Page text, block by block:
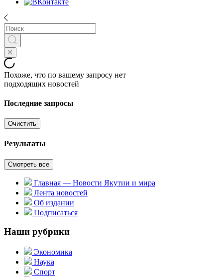
Похоже, что по вашему запросу нет
подходящих новостей
Последние запросы
Очистить
Результаты
Смотреть все
Главная — Новости Якутии и мира
Лента новостей
Об издании
Подписаться
Наши рубрики
Экономика
Наука
Спорт